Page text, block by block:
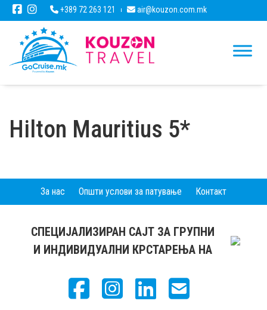
+389 72 263 121 air@kouzon.com.mk
Hilton Mauritius 5*
За нас Општи услови за патување Контакт
СПЕЦИЈАЛИЗИРАН САЈТ ЗА ГРУПНИ
И ИНДИВИДУАЛНИ КРСТАРЕЊА НА